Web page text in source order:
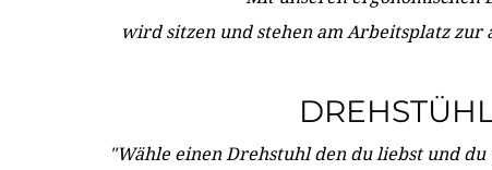
wird sitzen und stehen am Arbeitsplatz zur
"Wähle einen Drehstuhl den du liebst und